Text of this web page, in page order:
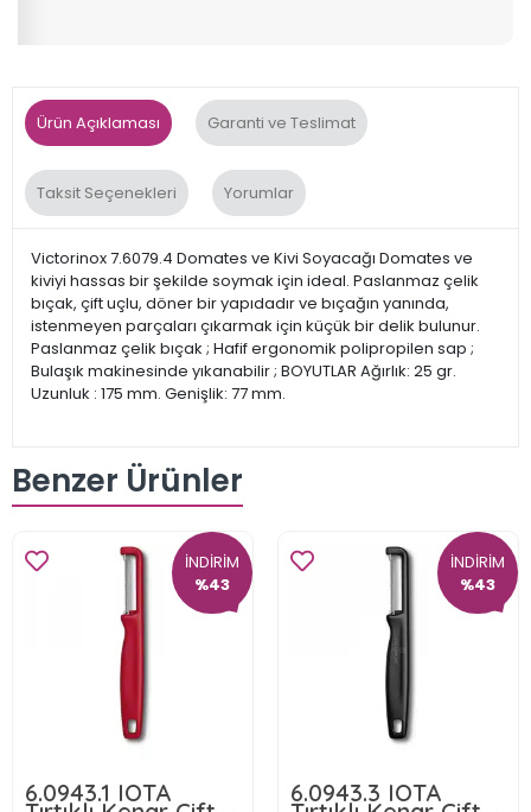
Ürün Açıklaması Garanti ve Teslimat
Taksit Seçenekleri Yorumlar
Victorinox 7.6079.4 Domates ve Kivi Soyacağı Domates ve
kiviyi hassas bir şekilde soymak için ideal. Paslanmaz çelik
bıçak, çift uçlu, döner bir yapıdadır ve bıçağın yanında,
istenmeyen parçaları çıkarmak için küçük bir delik bulunur.
Paslanmaz çelik bıçak ; Hafif ergonomik polipropilen sap ;
Bulaşık makinesinde yıkanabilir ; BOYUTLAR Ağırlık: 25 gr.
Uzunluk : 175 mm. Genişlik: 77 mm.
Benzer Ürünler
İNDİRİM
%43
6.0943.1 IOTA
İNDİRİM
%43
6.0943.3 IOTA